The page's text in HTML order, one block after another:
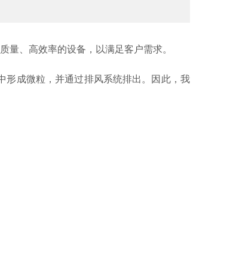
量、高效率的设备，以满足客户需求。
形成微粒，并通过排风系统排出。因此，我